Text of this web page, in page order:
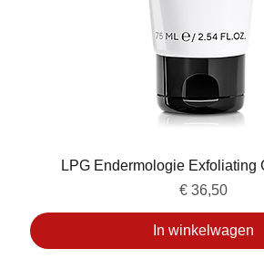
LPG Endermologie Exfoliating
Prijs
€ 36,50
In winkelwagen